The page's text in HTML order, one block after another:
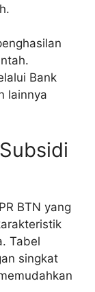
Bank
lainnya
BTN yang
Tabel
singkat